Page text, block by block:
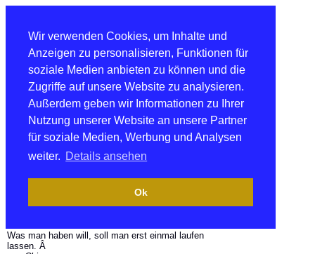
Wir verwenden Cookies, um Inhalte und
Anzeigen zu personalisieren, Funktionen für
soziale Medien anbieten zu können und die
Zugriffe auf unsere Website zu analysieren.
Außerdem geben wir Informationen zu Ihrer
Nutzung unserer Website an unsere Partner
für soziale Medien, Werbung und Analysen
weiter. Details ansehen
Ok
Was man haben will, soll man erst einmal laufen
lassen. Â